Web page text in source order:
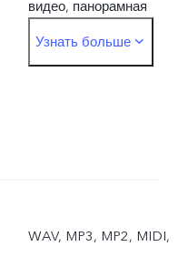
видео, панорамная
съемка, «живые»
Узнать больше
WAV, MP3, MP2, MIDI,